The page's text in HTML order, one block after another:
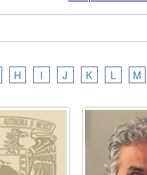
H I J K L M